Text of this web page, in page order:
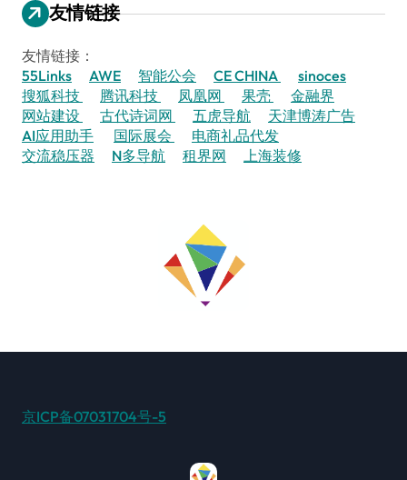
友情链接
友情链接：
55Links
AWE 智能公会 CE CHINA
sinoces
搜狐科技
腾讯科技 凤凰网 果壳
金融界
网站建设
古代诗词网 五虎导航
天津博涛广告
AI应用助手
国际展会
电商礼品代发
交流稳压器
N多导航 租界网 上海装修
京ICP备07031704号-5